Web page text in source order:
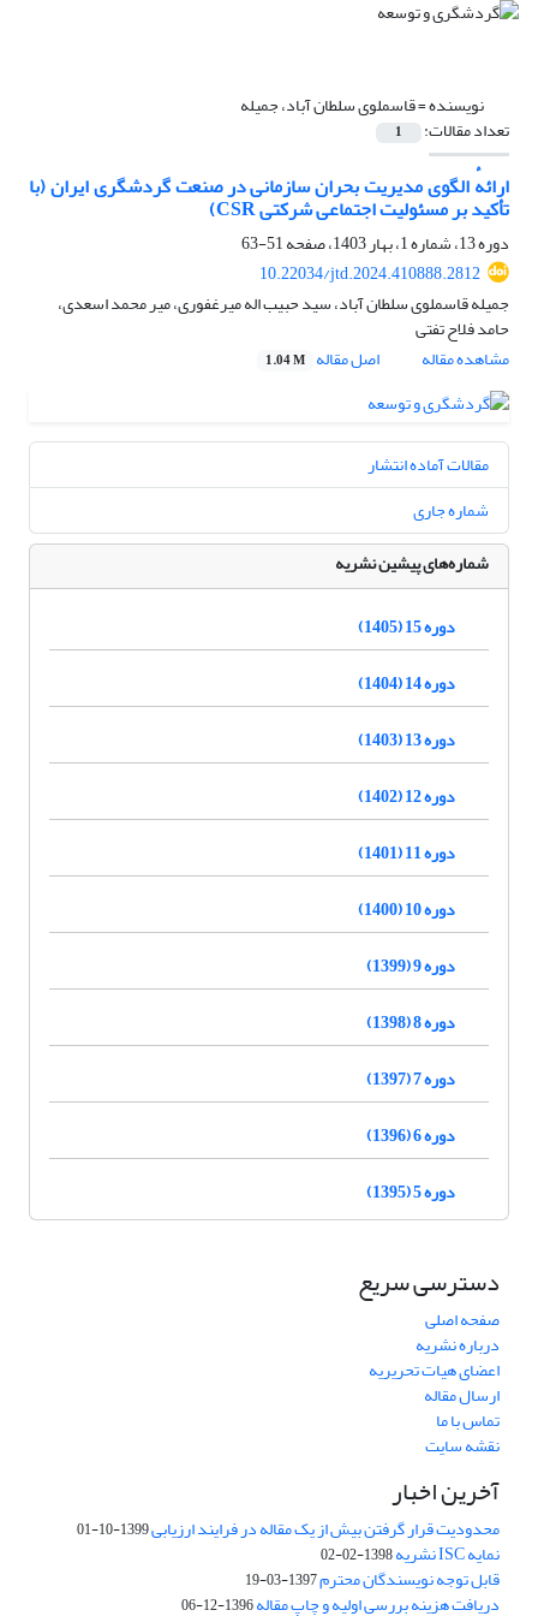
نویسنده =قاسملوی سلطان آباد، جمیله
تعداد مقالات: 1
ارائهٔ الگوی مدیریت بحران سازمانی در صنعت گردشگری ایران (با
تأکید بر مسئولیت اجتماعی شرکتی CSR)
دوره 13، شماره 1، بهار 1403، صفحه
51-63
10.22034/jtd.2024.410888.2812
جمیله قاسملوی سلطان آباد، سید حبیب اله میرغفوری، میر محمد اسعدی،
حامد فلاح تفتی
مشاهده مقاله
اصل مقاله 1.04 M
مقالات آماده انتشار
شماره جاری
شماره‌های پیشین نشریه
دوره 15 (1405)
دوره 14 (1404)
دوره 13 (1403)
دوره 12 (1402)
دوره 11 (1401)
دوره 10 (1400)
دوره 9 (1399)
دوره 8 (1398)
دوره 7 (1397)
دوره 6 (1396)
دوره 5 (1395)
دسترسی سریع
صفحه اصلی
درباره نشریه
اعضای هیات تحریریه
ارسال مقاله
تماس با ما
نقشه سایت
آخرین اخبار
محدودیت قرار گرفتن بیش از یک مقاله در فرایند ارزیابی1399-10-01
نمایه ISC نشریه 1398-02-02
قابل توجه نویسندگان محترم1397-03-19
دریافت هزینه بررسی اولیه و چاپ مقاله1396-12-06